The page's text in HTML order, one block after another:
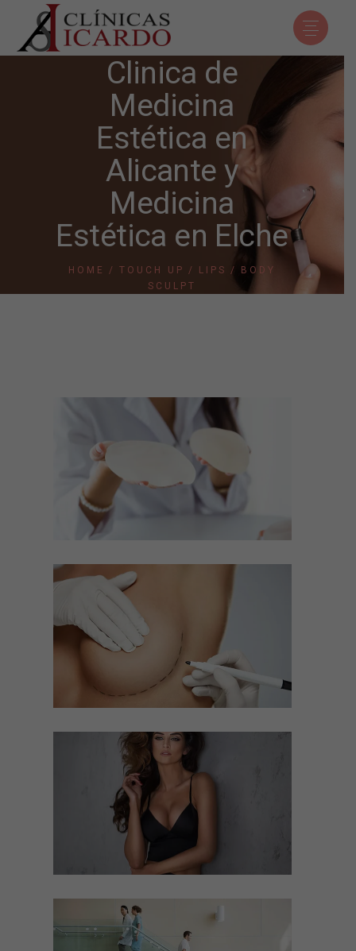
Clinica de
Medicina
Estética en
Alicante y
Medicina
Estética en Elche
HOME TOUCH UP LIPS
BODY
SCULPT